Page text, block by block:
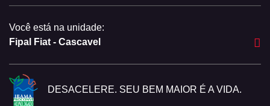
Você está na unidade:
Fipal Fiat - Cascavel
DESACELERE. SEU BEM MAIOR É A VIDA.